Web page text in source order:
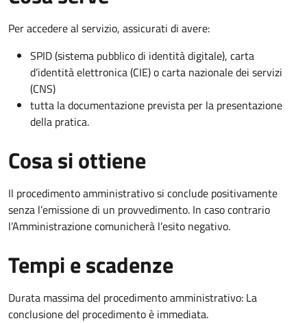
Per accedere al servizio, assicurati di avere:
SPID (sistema pubblico di identità digitale), carta
d’identità elettronica (CIE) o carta nazionale dei servizi
(CNS)
tutta la documentazione prevista per la presentazione
della pratica.
Cosa si ottiene
Il procedimento amministrativo si conclude positivamente
senza l’emissione di un provvedimento. In caso contrario
l’Amministrazione comunicherà l’esito negativo.
Tempi e scadenze
Durata massima del procedimento amministrativo: La
conclusione del procedimento è immediata.